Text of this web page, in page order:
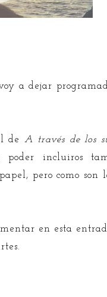
a dejar
de A través de los
incluiros
pero como son
en esta